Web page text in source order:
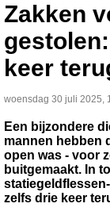
Zakken
keer
woensdag 30 juli 2025,
Een bijzondere
mannen hebben
open was - voor
buitgemaakt. In
zelfs drie keer